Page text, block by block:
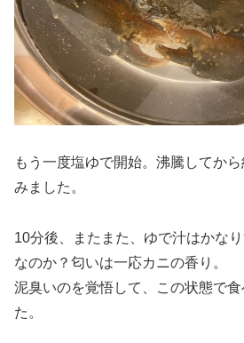
もう一度塩ゆで開始。沸騰してか
みました。
10分後、またまた、ゆで汁はかな
なのか？匂いは一応カニの香り。
泥臭いのを覚悟して、この状態で
た。